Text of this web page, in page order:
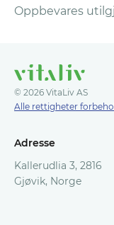
Oppbevares
© 2026 VitaLiv AS
Alle rettigheter
Adresse
Kallerudlia 3, 2816
Gjøvik, Norge